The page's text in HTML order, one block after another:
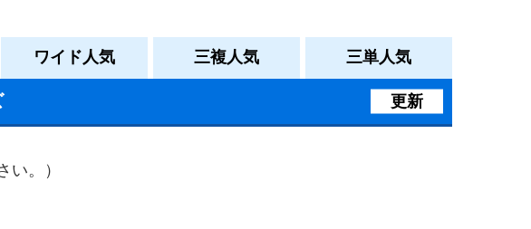
ワイド人気 三複人気 三単人気
ズ 更新
い。）